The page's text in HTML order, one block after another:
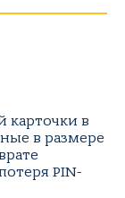
карточки в
в размере
PIN-